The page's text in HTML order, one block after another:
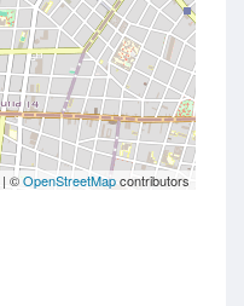
| ©OpenStreetMapcontributors